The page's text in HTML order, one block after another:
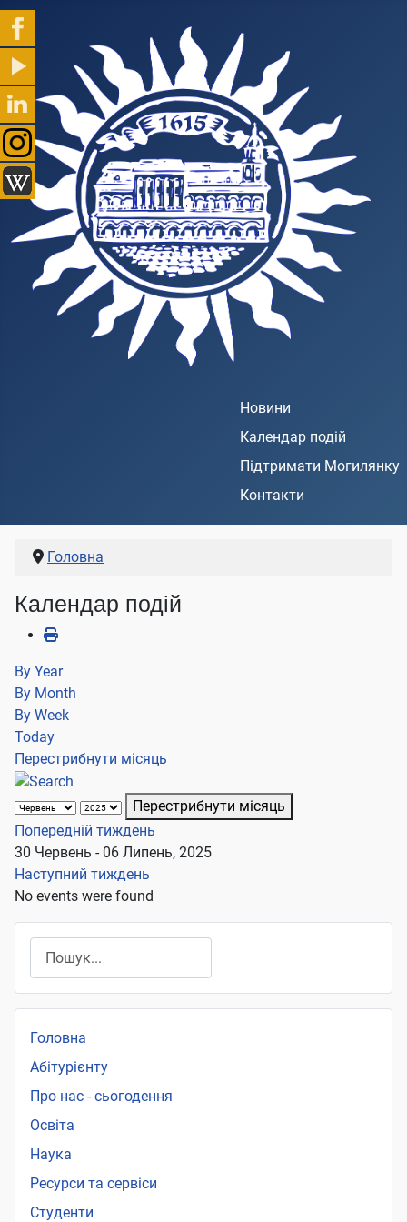
Новини
Календар подій
Підтримати Могилянку
Контакти
Головна
Календар подій
By Year
By Month
By Week
Today
Перестрибнути місяць
Перестрибнути місяць
Попередній тиждень
30 Червень - 06 Липень, 2025
Наступний тиждень
No events were found
Головна
Абітурієнту
Про нас - сьогодення
Освіта
Наука
Ресурси та сервіси
Студенти